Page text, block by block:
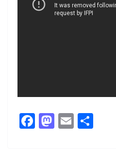
F M E